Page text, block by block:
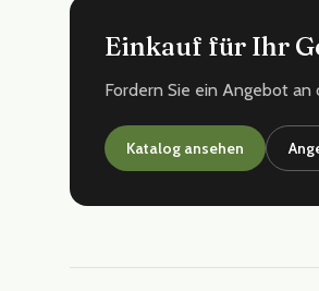
Einkauf für Ihr
Fordern Sie ein Angebot
Katalog ansehen